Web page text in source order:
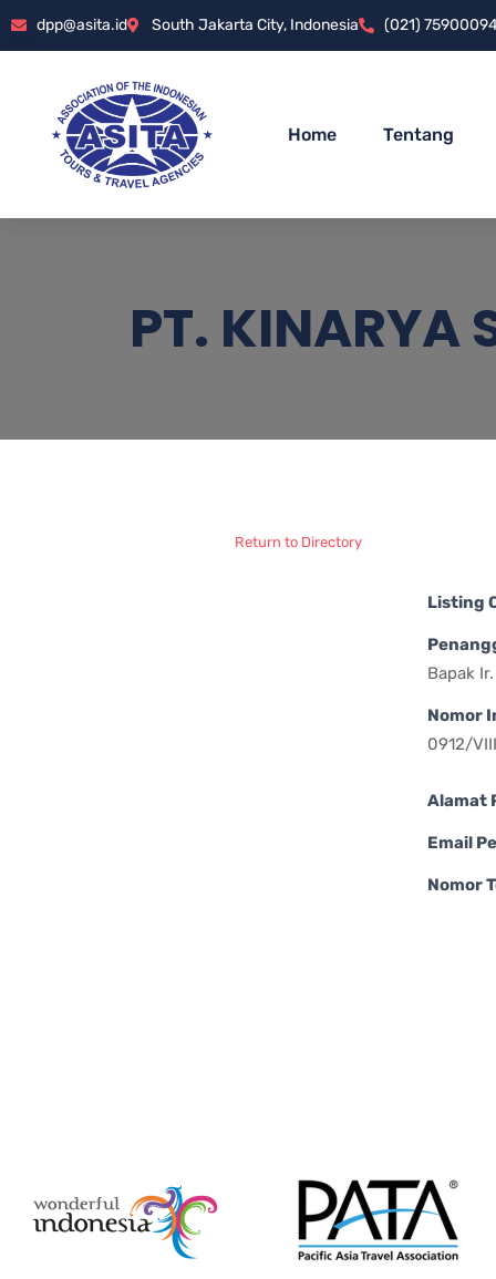
dpp@asita.id South Jakarta City, Indonesia (021)
Home Tentang
PT. KINARYA
Return to Directory
Listing
Bapak
Nomor
0912/
Alamat
Email
Nomor